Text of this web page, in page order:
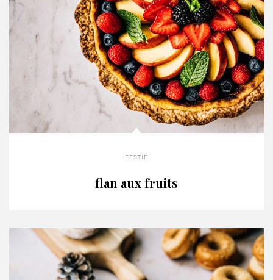
festif
flan aux fruits